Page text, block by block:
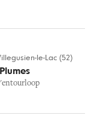
le-Lac (52)